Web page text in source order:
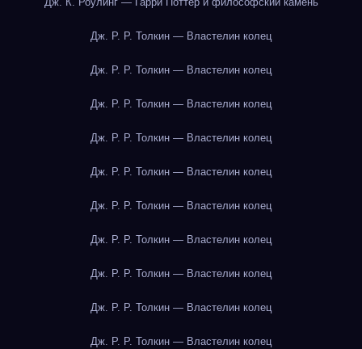
Дж. Р. Р. Толкин — Властелин колец
Дж. Р. Р. Толкин — Властелин колец
Дж. Р. Р. Толкин — Властелин колец
Дж. Р. Р. Толкин — Властелин колец
Дж. Р. Р. Толкин — Властелин колец
Дж. Р. Р. Толкин — Властелин колец
Дж. Р. Р. Толкин — Властелин колец
Дж. Р. Р. Толкин — Властелин колец
Дж. Р. Р. Толкин — Властелин колец
Дж. Р. Р. Толкин — Властелин колец